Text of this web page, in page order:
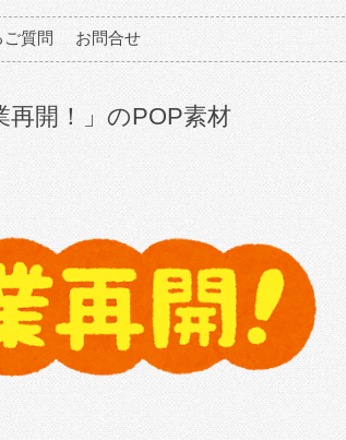
ご質問 お問合せ
再開！」のPOP素材